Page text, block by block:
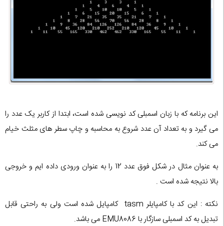
این برنامه که با زبان اسمبلی کد نویسی شده است، ابتدا از کاربر یک عدد را
می گیرد و به تعداد آن عدد شروع به محاسبه و چاپ سطر های مثلث خیام
می کند.
به عنوان مثال در شکل فوق عدد 12 را به عنوان ورودی داده ایم و خروجی
بالا نتیجه شده است .
نکته : این کد با کامپایلر tasm کامپایل شده است ولی به راحتی قابل
تبدیل به کد اسمبلی سازگار با EMU8086 می باشد.